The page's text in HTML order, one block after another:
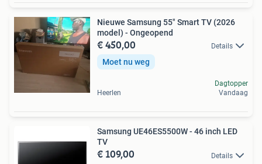
Nieuwe Samsung 55" Smart TV (2026
model) - Ongeopend
€ 450,00 Details
Moet nu weg
Heerlen
Dagtopper
Vandaag
Samsung UE46ES5500W - 46 inch LED
TV
€ 109,00 Details